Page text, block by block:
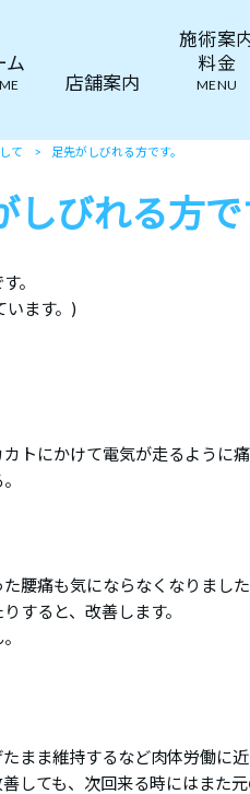
ム
店舗案内
施術案
料金
MENU
て > 足先がしびれる方です。
しびれる方で
。
います。)
トにかけて電気が走るように痛
腰痛も気にならなくなりました
すると、改善します。
まま維持するなど肉体労働に近
しても、次回来る時にはまた